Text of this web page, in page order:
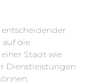
die
Stadt wie
Dienstleistungen